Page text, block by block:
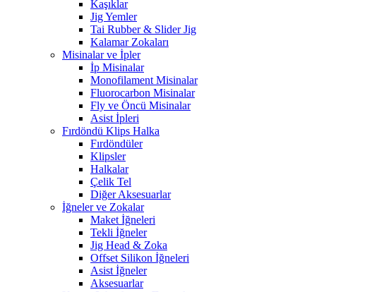
Kaşıklar
Jig Yemler
Tai Rubber & Slider Jig
Kalamar Zokaları
Misinalar ve İpler
İp Misinalar
Monofilament Misinalar
Fluorocarbon Misinalar
Fly ve Öncü Misinalar
Asist İpleri
Fırdöndü Klips Halka
Fırdöndüler
Klipsler
Halkalar
Çelik Tel
Diğer Aksesuarlar
İğneler ve Zokalar
Maket İğneleri
Tekli İğneler
Jig Head & Zoka
Offset Silikon İğneleri
Asist İğneler
Aksesuarlar